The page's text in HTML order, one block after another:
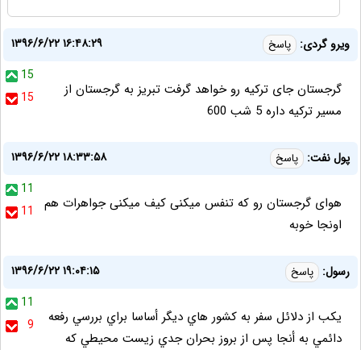
ویرو گردی: پاسخ
۱۳۹۶/۶/۲۲ ۱۶:۴۸:۲۹
15
15
گرجستان جای ترکیه رو خواهد گرفت تبریز به گرجستان از
مسیر ترکیه داره 5 شب 600
پول نفت: پاسخ
۱۳۹۶/۶/۲۲ ۱۸:۳۳:۵۸
11
11
هوای گرجستان رو که تنفس میکنی کیف میکنی جواهرات هم
اونجا خوبه
رسول: پاسخ
۱۳۹۶/۶/۲۲ ۱۹:۰۴:۱۵
11
9
يكب از دلائل سفر به كشور هاي ديگر أساسا براي بررسي رفعه
دائمي به أنجا پس از بروز بحران جدي زيست محيطي كه